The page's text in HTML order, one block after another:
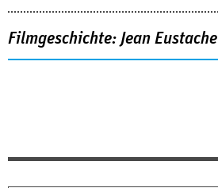
Filmgeschichte: Jean Eustache